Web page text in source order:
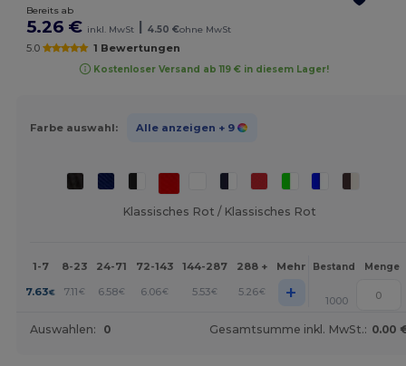
Bereits ab
5.26 € inkl. MwSt | 4.50 €ohne MwSt
5.0 1 Bewertungen
Kostenloser Versand ab 119 € in diesem Lager!
Farbe auswahl: Alle anzeigen + 9
Klassisches Rot / Klassisches Rot
1-7 8-23 24-71 72-143 144-287 288 + Mehr Bestand Menge
7.63€ 7.11€ 6.58€ 6.06€ 5.53€ 5.26€ + 1000
Auswahlen: 0 Gesamtsumme inkl. MwSt.: 0.00